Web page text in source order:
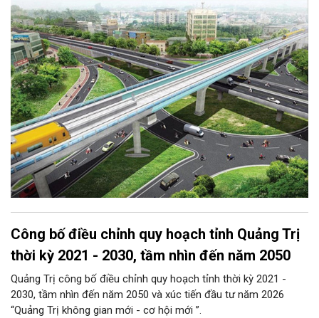
đường sắt đô thị Hà Nội triển khai phương án dịch chuyển cây
xanh trong phạm vi dự án theo Giấy phép số 48/GPCX ngày
1/7/2026 của Sở Xây dựng Hà Nội.
Công bố điều chỉnh quy hoạch tỉnh Quảng Trị
thời kỳ 2021 - 2030, tầm nhìn đến năm 2050
Quảng Trị công bố điều chỉnh quy hoạch tỉnh thời kỳ 2021 -
2030, tầm nhìn đến năm 2050 và xúc tiến đầu tư năm 2026
“Quảng Trị không gian mới - cơ hội mới ”.